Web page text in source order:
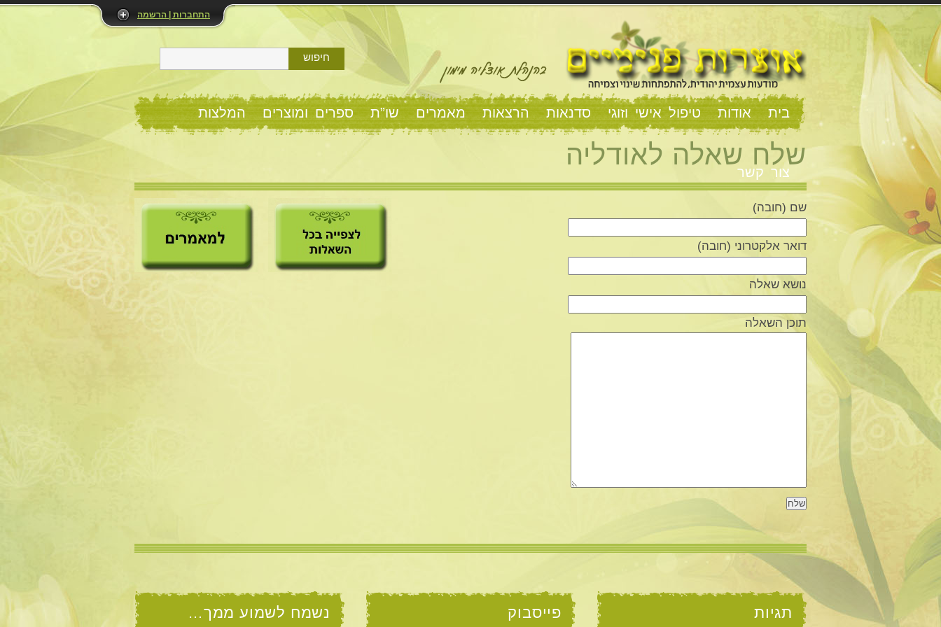
התחברות | הרשמה
חיפוש
בית אודות טיפול אישי וזוגי סדנאות הרצאות מאמרים שו”ת ספרים ומוצרים המלצות
צור קשר
שלח שאלה לאודליה
שם (חובה)
דואר אלקטרוני (חובה)
נושא שאלה
תוכן השאלה
נשמח לשמוע ממך… פייסבוק תגיות